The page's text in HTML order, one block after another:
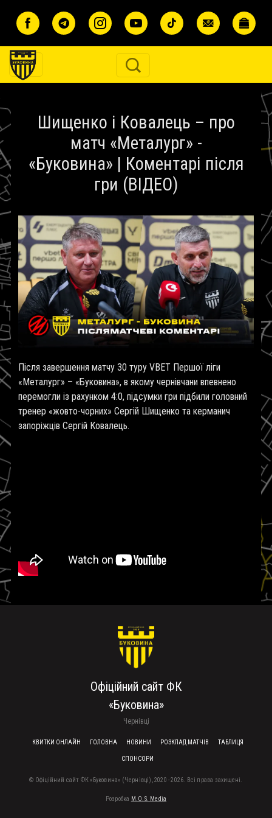
Шищенко і Ковалець – про
матч «Металург» -
«Буковина» | Коментарі після
гри (ВІДЕО)
Після завершення матчу 30 туру VBET Першої ліги
«Металург» – «Буковина», в якому чернівчани впевнено
перемогли із рахунком 4:0, підсумки гри підбили головний
тренер «жовто-чорних» Сергій Шищенко та керманич
запоріжців Сергій Ковалець.
Офіційний сайт ФК
«Буковина»
Чернівці
FOOTER MENU
КВИТКИ ОНЛАЙН ГОЛОВНА НОВИНИ РОЗКЛАД МАТЧІВ ТАБЛИЦЯ
СПОНСОРИ
© Офіційний сайт ФК «Буковина» (Чернівці), 2020 - 2026. Всі права захищені.
Розробка M.O.S. Media